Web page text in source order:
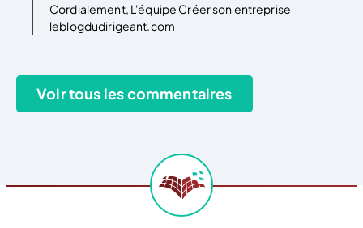
Cordialement, L'équipe Créer son entreprise
leblogdudirigeant.com